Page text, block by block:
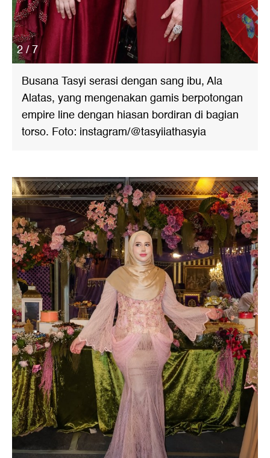
2 / 7
Busana Tasyi serasi dengan sang ibu, Ala
Alatas, yang mengenakan gamis berpotongan
empire line dengan hiasan bordiran di bagian
torso. Foto: instagram/@tasyiiathasyia